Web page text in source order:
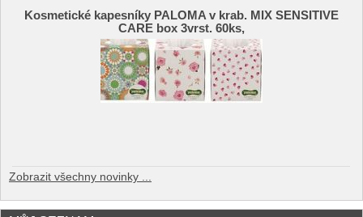
Kosmetické kapesníky PALOMA v krab. MIX SENSITIVE
CARE box 3vrst. 60ks,
Zobrazit všechny novinky ...